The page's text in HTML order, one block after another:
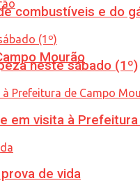
Mourão
combustíveis e do
neste sábado (1º)
em visita à
de vida